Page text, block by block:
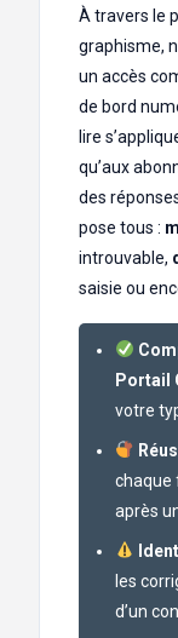
À travers le
graphisme,
un accès
de bord
lire
qu’aux
des
pose tous :
introuvable,
saisie ou
Portail
votre
chaque
après
les
d’un